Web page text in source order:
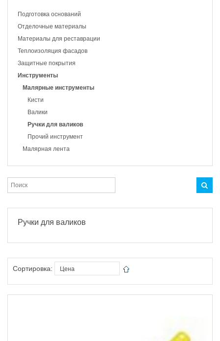
Подготовка оснований
Отделочные материалы
Материалы для реставрации
Теплоизоляция фасадов
Защитные покрытия
Инструменты
Малярные инструменты
Кисти
Валики
Ручки для валиков
Прочий инструмент
Малярная лента
Ручки для валиков
Сортировка: